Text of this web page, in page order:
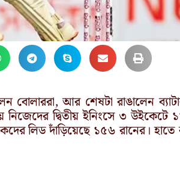
বোলাররা, আর শেষটা রাঙালেন
নিজেদের দ্বিতীয় ইনিংসে ৩
লিড দাঁড়িয়েছে ১৫৬ রানের।